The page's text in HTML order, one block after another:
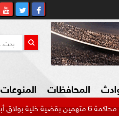
المحافظات المنوعات